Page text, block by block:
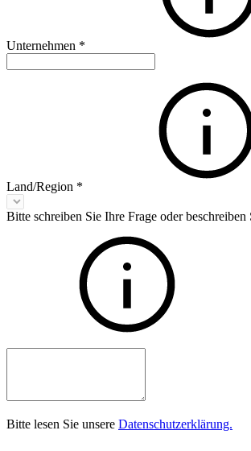
Unternehmen *
Land/Region *
Bitte schreiben Sie Ihre Frage oder
Bitte lesen Sie unsere Datenschutzerklärung.